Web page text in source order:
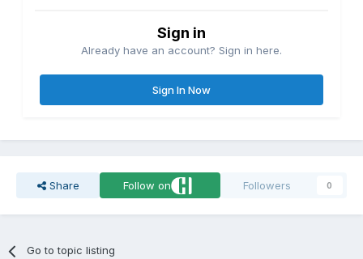
Sign in
Already have an account? Sign in here.
Sign In Now
Share Follow on Followers 0
Go to topic listing